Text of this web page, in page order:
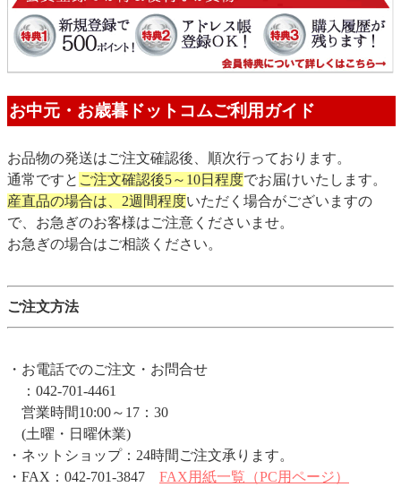
お中元・お歳暮ドットコムご利用ガイド
お品物の発送はご注文確認後、順次行っております。
通常ですと ご注文確認後5～10日程度でお届けいたします。
産直品の場合は、2週間程度いただく場合がございますの
で、お急ぎのお客様はご注意くださいませ。
お急ぎの場合はご相談ください。
ご注文方法
・お電話でのご注文・お問合せ
：042-701-4461
営業時間10:00～17：30
(土曜・日曜休業)
・ネットショップ：24時間ご注文承ります。
・FAX：042-701-3847 FAX用紙一覧（PC用ページ）